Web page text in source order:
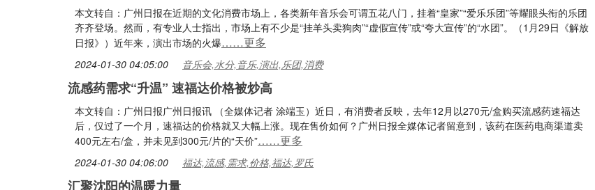
本文转自：广州日报在近期的文化消费市场上，各类新年音乐会可谓五花八门，挂着“皇家”“爱乐乐团”等耀眼头衔的乐团
齐齐登场。然而，有专业人士指出，市场上有不少是“挂羊头卖狗肉”“虚假宣传”或“夸大宣传”的“水团”。（1月29日《解放
日报》）近年来，演出市场的火爆……更多
2024-01-30 04:05:00 音乐会,水分,音乐,演出,乐团,消费
流感药需求“升温” 速福达价格被炒高
本文转自：广州日报广州日报讯 （全媒体记者 涂端玉）近日，有消费者反映，去年12月以270元/盒购买流感药速福达
后，仅过了一个月，速福达的价格就又大幅上涨。现在售价如何？广州日报全媒体记者留意到，该药在医药电商渠道卖
400元左右/盒，并未见到300元/片的“天价”……更多
2024-01-30 04:06:00 福达,流感,需求,价格,福达,罗氏
汇聚沈阳的温暖力量